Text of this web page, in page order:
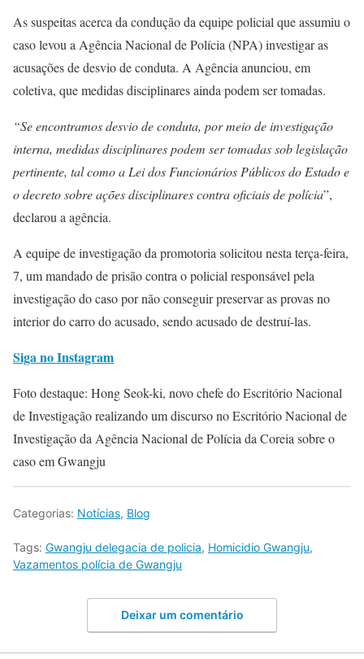
As suspeitas acerca da condução da equipe policial que assumiu o
caso levou a Agência Nacional de Polícia (NPA) investigar as
acusações de desvio de conduta. A Agência anunciou, em
coletiva, que medidas disciplinares ainda podem ser tomadas.
“Se encontramos desvio de conduta, por meio de investigação
interna, medidas disciplinares podem ser tomadas sob legislação
pertinente, tal como a Lei dos Funcionários Públicos do Estado e
o decreto sobre ações disciplinares contra oficiais de polícia”,
declarou a agência.
A equipe de investigação da promotoria solicitou nesta terça-feira,
7, um mandado de prisão contra o policial responsável pela
investigação do caso por não conseguir preservar as provas no
interior do carro do acusado, sendo acusado de destruí-las.
Siga no Instagram
Foto destaque: Hong Seok-ki, novo chefe do Escritório Nacional
de Investigação realizando um discurso no Escritório Nacional de
Investigação da Agência Nacional de Polícia da Coreia sobre o
caso em Gwangju
Categorias: Notícias, Blog
Tags: Gwangju delegacia de policia, Homicidio Gwangju,
Vazamentos polícia de Gwangju
Deixar um comentário